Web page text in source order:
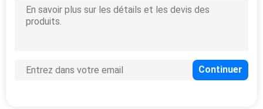
Profileur thermique
de KIC